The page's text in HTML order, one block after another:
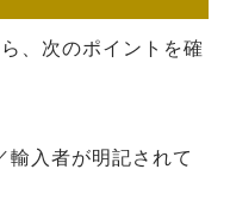
、次のポイントを確
輸入者が明記されて